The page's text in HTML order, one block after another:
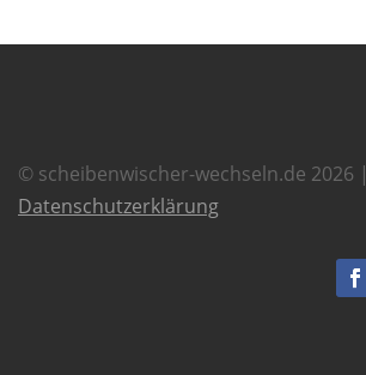
© scheibenwischer-wechseln.de 2026 |
Datenschutzerklärung